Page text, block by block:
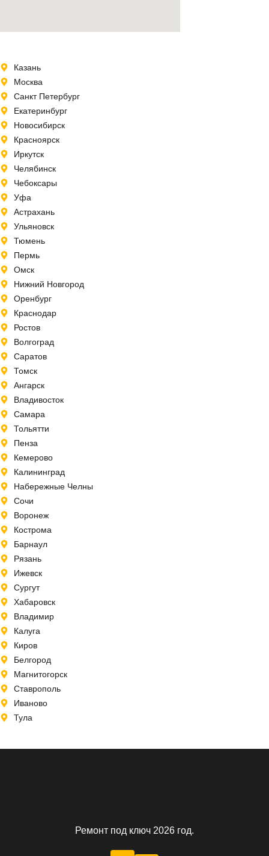
Казань
Москва
Санкт Петербург
Екатеринбург
Новосибирск
Красноярск
Иркутск
Челябинск
Чебоксары
Уфа
Астрахань
Ульяновск
Тюмень
Пермь
Омск
Нижний Новгород
Оренбург
Краснодар
Ростов
Волгоград
Саратов
Томск
Ангарск
Владивосток
Самара
Тольятти
Пенза
Кемерово
Калининград
Набережные Челны
Сочи
Воронеж
Кострома
Барнаул
Рязань
Ижевск
Сургут
Хабаровск
Владимир
Калуга
Киров
Белгород
Магнитогорск
Ставрополь
Иваново
Тула
Ремонт под ключ 2026 год.